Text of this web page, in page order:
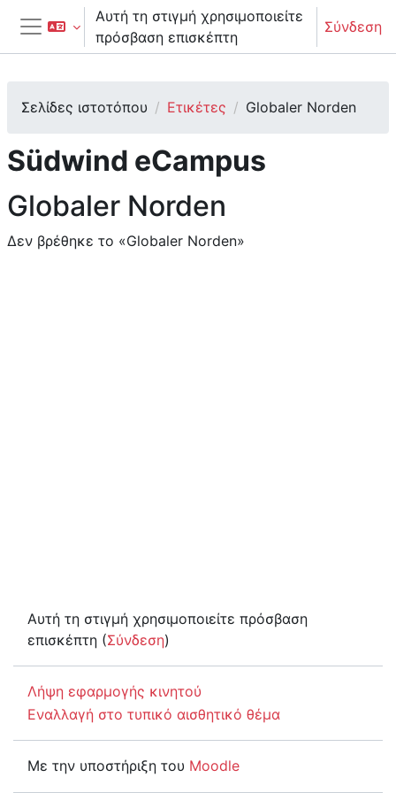
Μετάβαση στο κεντρικό περιεχόμενο
Πλευρικός πίνακας
Αυτή τη στιγμή χρησιμοποιείτε
πρόσβαση επισκέπτη
Σύνδεση
Σελίδες ιστοτόπου Ετικέτες Globaler Norden
Südwind eCampus
Globaler Norden
Δεν βρέθηκε το «Globaler Norden»
Αυτή τη στιγμή χρησιμοποιείτε πρόσβαση
επισκέπτη (Σύνδεση)
Λήψη εφαρμογής κινητού
Εναλλαγή στο τυπικό αισθητικό θέμα
Με την υποστήριξη του Moodle